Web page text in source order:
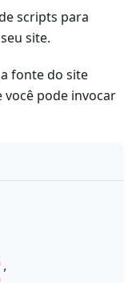
scripts para
site.
fonte do site
pode invocar
,